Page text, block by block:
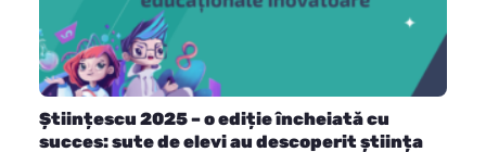
Științescu 2025 – o ediție încheiată cu
succes: sute de elevi au descoperit știința